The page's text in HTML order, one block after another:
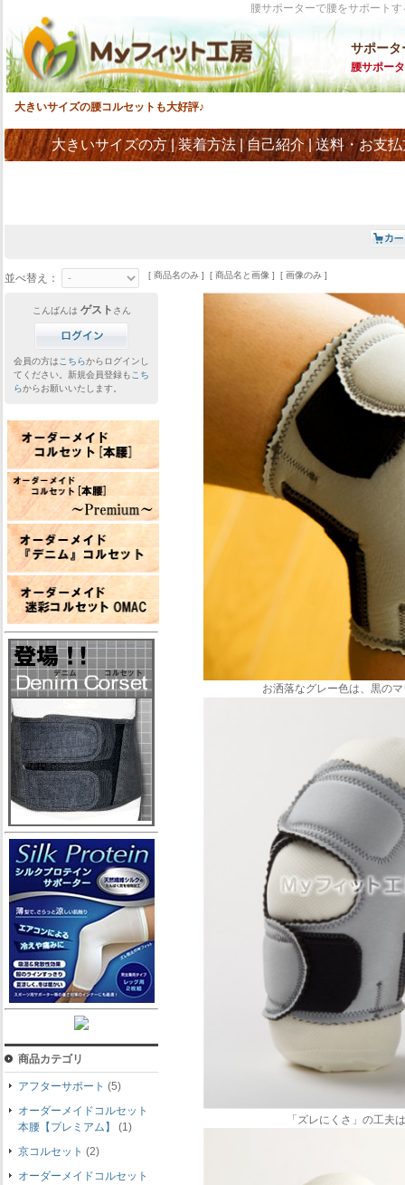
腰サポーターで腰をサポート
サポータ
腰サポー
大きいサイズの腰コルセットも大好評♪
大きいサイズの方|装着方法 |自己紹介|送料・お支
並べ替え： [ 商品名のみ ] [ 商品名と画像 ] [ 画像のみ ]
お洒落なグレー色は、黒の
「ズレにくさ」の工
こんばんは ゲスト さん
会員の方はこちらからログインし
てください。新規会員登録もこち
らからお願いいたします。
商品カテゴリ
アフターサポート (5)
オーダーメイドコルセット
本腰【プレミアム】
(1)
京コルセット (2)
オーダーメイドコルセット